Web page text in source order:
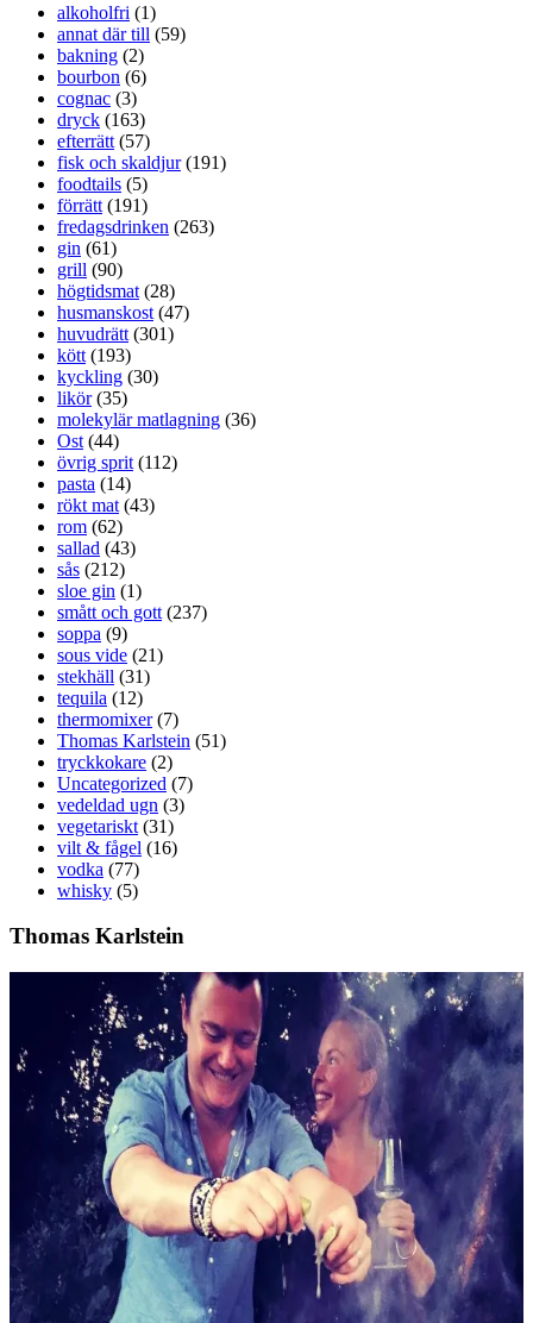
alkoholfri (1)
annat där till (59)
bakning (2)
bourbon (6)
cognac (3)
dryck (163)
efterrätt (57)
fisk och skaldjur(191)
foodtails (5)
förrätt (191)
fredagsdrinken (263)
gin (61)
grill (90)
högtidsmat (28)
husmanskost (47)
huvudrätt (301)
kött (193)
kyckling (30)
likör(35)
molekylär matlagning (36)
Ost (44)
övrig sprit (112)
pasta (14)
rökt mat (43)
rom (62)
sallad (43)
sås (212)
sloe gin (1)
smått och gott (237)
soppa (9)
sous vide (21)
stekhäll (31)
tequila (12)
thermomixer(7)
Thomas Karlstein (51)
tryckkokare (2)
Uncategorized (7)
vedeldad ugn (3)
vegetariskt (31)
vilt & fågel (16)
vodka (77)
whisky (5)
Thomas Karlstein